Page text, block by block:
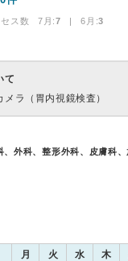
セス数 7月:7 | 6月:3
て
メラ（胃内視鏡検査）
、外科、整形外科、皮膚科
月 火 水 木